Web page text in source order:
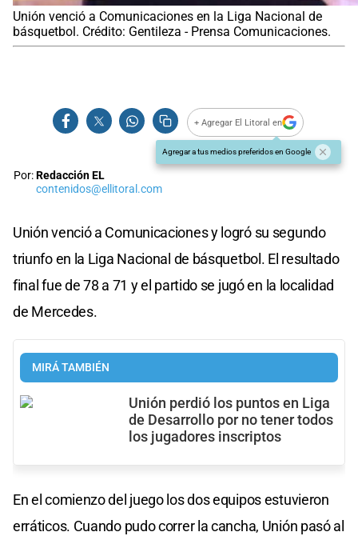
Unión venció a Comunicaciones en la Liga Nacional de
básquetbol. Crédito: Gentileza - Prensa Comunicaciones.
+ Agregar El Litoral en
Agregar a tus medios preferidos en Google
Por:Redacción EL
contenidos@ellitoral.com
Unión venció a Comunicaciones y logró su segundo
triunfo en la Liga Nacional de básquetbol. El resultado
final fue de 78 a 71 y el partido se jugó en la localidad
de Mercedes.
MIRÁ TAMBIÉN
Unión perdió los puntos en Liga
de Desarrollo por no tener todos
los jugadores inscriptos
En el comienzo del juego los dos equipos estuvieron
erráticos. Cuando pudo correr la cancha, Unión pasó al